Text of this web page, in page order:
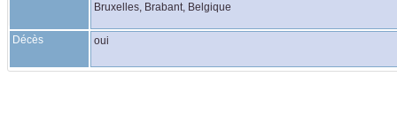
Bruxelles, Brabant, Belgique
Décès oui